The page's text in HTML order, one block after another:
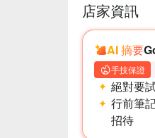
店家資訊
AI 摘要
手技保證
絕對要
行前筆
招待